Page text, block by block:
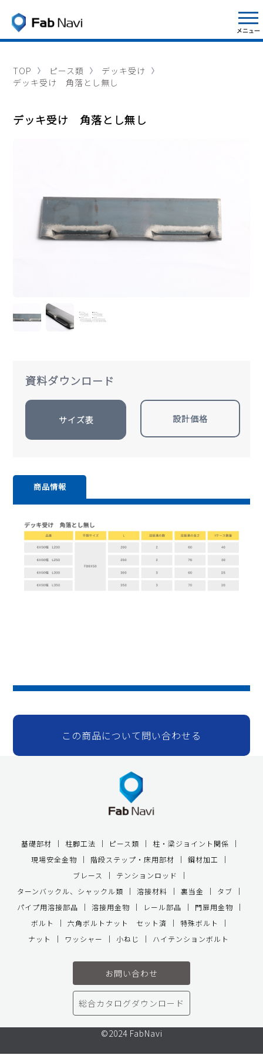
TOP ピース類
デッキ受け
デッキ受け 角落とし無し
デッキ受け 角落とし無し
資料ダウンロード
サイズ表 設計価格
商品情報
この商品について問い合わせる
基礎部材 柱脚工法 ピース類
柱・梁ジョイント関係
現場安全金物
階段ステップ・床用部材
鋼材加工
ブレース
テンションロッド
ターンバックル、シャックル類
溶接材料 裏当金
タブ
パイプ用溶接部品
溶接用金物 レール部品
門扉用金物
ボルト
六角ボルトナット セット済
特殊ボルト
ナット
ワッシャー 小ねじ ハイテンションボルト
お問い合わせ
総合カタログダウンロード
©2024 FabNavi